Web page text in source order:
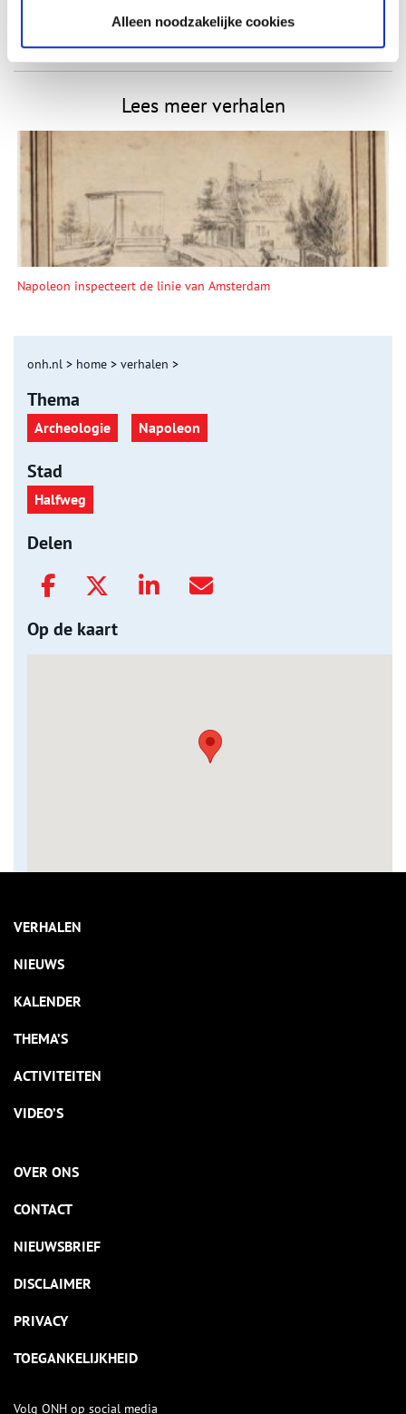
Alleen noodzakelijke cookies
Lees meer verhalen
Napoleon inspecteert de linie van Amsterdam
onh.nl > home > verhalen >
Thema
Archeologie Napoleon
Stad
Halfweg
Delen
Op de kaart
VERHALEN
NIEUWS
KALENDER
THEMA’S
ACTIVITEITEN
VIDEO’S
OVER ONS
CONTACT
NIEUWSBRIEF
DISCLAIMER
PRIVACY
TOEGANKELIJKHEID
Volg ONH op social media